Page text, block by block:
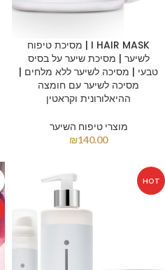
I HAIR MASK | מסיכת טיפוח
לשיער | מסיכת שיער על בסיס
טבעי | מסיכה לשיער ללא מלחים |
מסיכה לשיער עם חומצה
ההיאלורונית וקראטין
מוצרי טיפוח השיער
₪140.00
HOT